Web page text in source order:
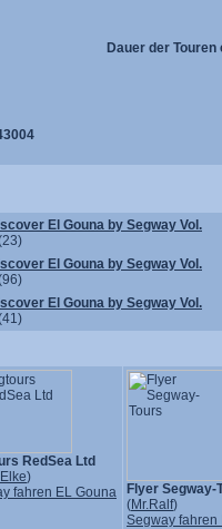
Dauer der
El Gouna by Segway Vol.
El Gouna by Segway Vol.
El Gouna by Segway Vol.
RedSea Ltd
Elke)
fahren EL Gouna
Flyer Segway-
(Mr.Ralf)
Segway fahren